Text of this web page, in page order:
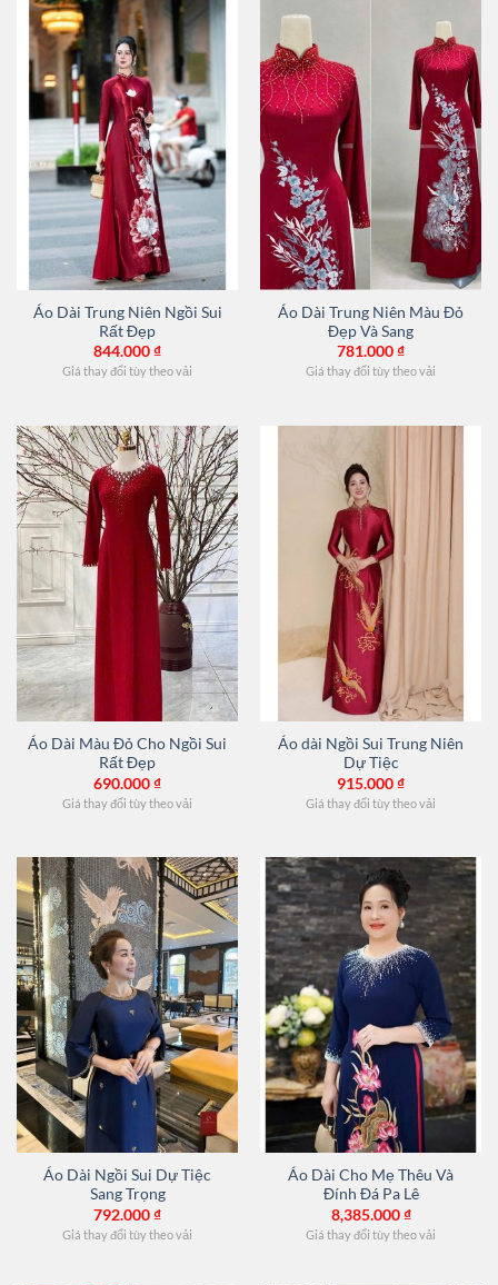
Áo Dài Trung Niên Ngồi Sui
Rất Đẹp
844.000₫
Giá thay đổi tùy theo vải
Áo Dài Trung Niên Màu Đỏ
Đẹp Và Sang
781.000₫
Giá thay đổi tùy theo vải
Áo Dài Màu Đỏ Cho Ngồi Sui
Rất Đẹp
690.000₫
Giá thay đổi tùy theo vải
Áo dài Ngồi Sui Trung Niên
Dự Tiệc
915.000₫
Giá thay đổi tùy theo vải
Áo Dài Ngồi Sui Dự Tiệc
Sang Trọng
792.000₫
Giá thay đổi tùy theo vải
Áo Dài Cho Mẹ Thêu Và
Đính Đá Pa Lê
8,385.000₫
Giá thay đổi tùy theo vải